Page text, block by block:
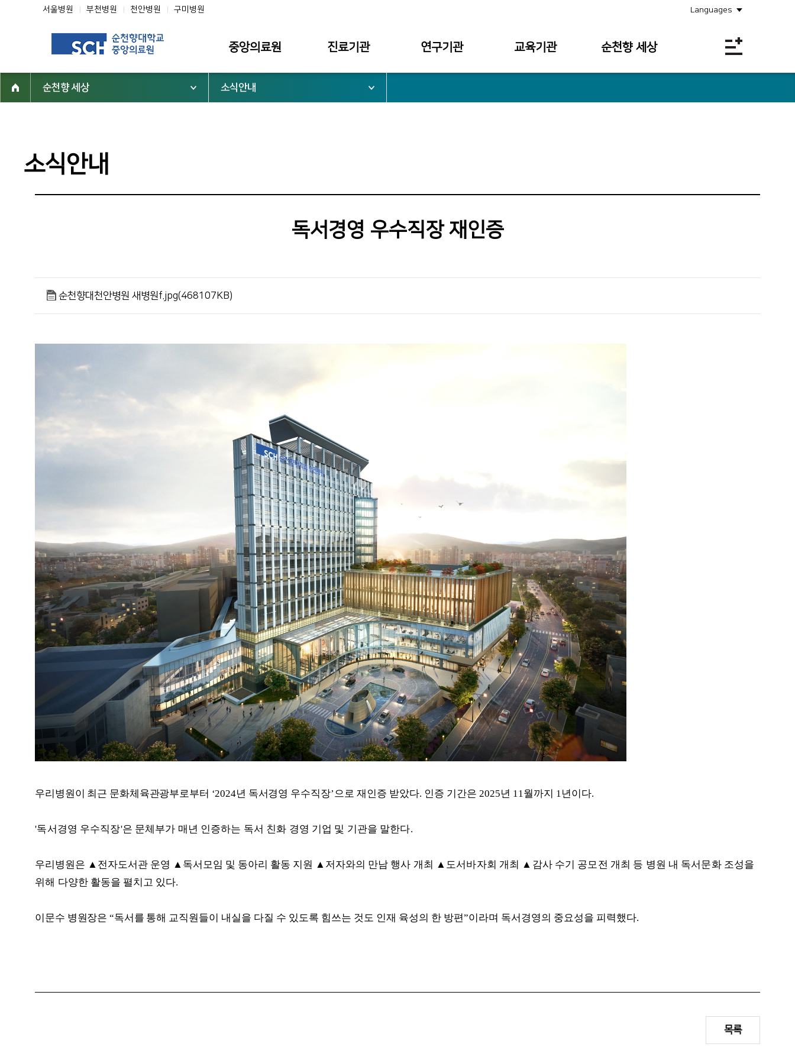
서울병원 부천병원 천안병원 구미병원 Languages
중앙의료원
소개
진료기관
서울병원
연구기관
대학부설
교육기관
대학
순천향 세상
공지사항
순천향 세상 소식안내
소식안내
독서경영 우수직장 재인증
순천향대천안병원 새병원f.jpg(468107KB)
우리병원이 최근 문화체육관광부로부터 ‘2024년 독서경영 우수직장’으로 재인증 받았다. 인증 기간은2025년 11월까지 1년이다.
'독서경영 우수직장'은 문체부가 매년 인증하는 독서 친화 경영 기업 및 기관을 말한다.
우리병원은 ▲ 전자도서관 운영 ▲ 독서모임 및 동아리 활동 지원 ▲ 저자와의 만남 행사 개최 ▲ 도서바자회 개최 ▲ 감사 수기 공모전 개최 등 병원 내 독서문화 조성을
위해 다양한 활동을 펼치고 있다.
이문수 병원장은“독서를 통해 교직원들이 내실을 다질 수 있도록 힘쓰는 것도 인재 육성의 한 방편”이라며 독서경영의 중요성을 피력했다.
목록